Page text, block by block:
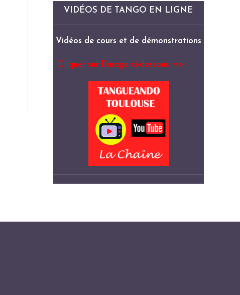
VIDÉOS DE TANGO EN LIGNE
Vidéos de cours et de démonstrations
Cliquer sur l’image ci-dessous =>